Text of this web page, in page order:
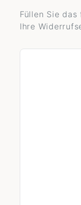
Füllen Sie das
Ihre